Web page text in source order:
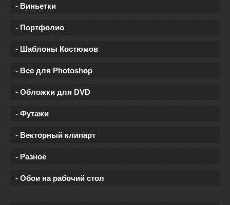
- Виньетки
- Портфолио
- Шаблоны Костюмов
- Все для Photoshop
- Обложки для DVD
- Футажи
- Векторный клипарт
- Разное
- Обои на рабочий стол